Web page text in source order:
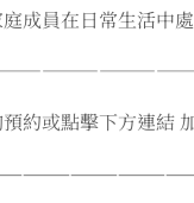
成員在日常生活中
預約或點擊下方連